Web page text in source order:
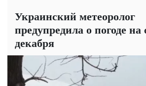
Украинский метеоролог
предупредила о погоде на
декабря